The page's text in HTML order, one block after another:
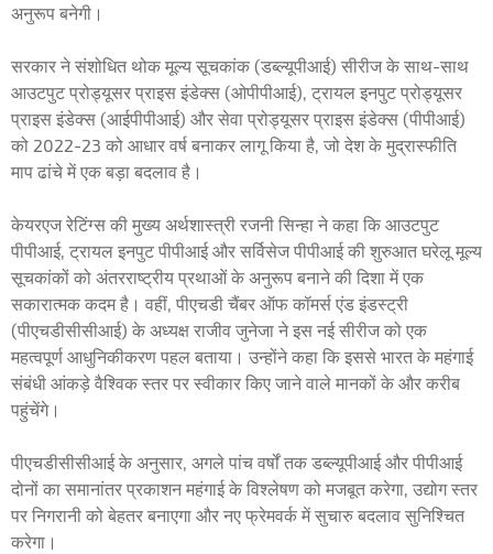
अनुरूप बनेगी।
सरकार ने संशोधित थोक मूल्य सूचकांक (डब्ल्यूपीआई) सीरीज के साथ-साथ
आउटपुट प्रोड्यूसर प्राइस इंडेक्स (ओपीपीआई), ट्रायल इनपुट प्रोड्यूसर
प्राइस इंडेक्स (आईपीपीआई) और सेवा प्रोड्यूसर प्राइस इंडेक्स (पीपीआई)
को 2022-23 को आधार वर्ष बनाकर लागू किया है, जो देश के मुद्रास्फीति
माप ढांचे में एक बड़ा बदलाव है।
केयरएज रेटिंग्स की मुख्य अर्थशास्त्री रजनी सिन्हा ने कहा कि आउटपुट
पीपीआई, ट्रायल इनपुट पीपीआई और सर्विसेज पीपीआई की शुरुआत घरेलू मूल्य
सूचकांकों को अंतरराष्ट्रीय प्रथाओं के अनुरूप बनाने की दिशा में एक
सकारात्मक कदम है। वहीं, पीएचडी चैंबर ऑफ कॉमर्स एंड इंडस्ट्री
(पीएचडीसीसीआई) के अध्यक्ष राजीव जुनेजा ने इस नई सीरीज को एक
महत्वपूर्ण आधुनिकीकरण पहल बताया। उन्होंने कहा कि इससे भारत के महंगाई
संबंधी आंकड़े वैश्विक स्तर पर स्वीकार किए जाने वाले मानकों के और करीब
पहुंचेंगे।
पीएचडीसीसीआई के अनुसार, अगले पांच वर्षों तक डब्ल्यूपीआई और पीपीआई
दोनों का समानांतर प्रकाशन महंगाई के विश्लेषण को मजबूत करेगा, उद्योग स्तर
पर निगरानी को बेहतर बनाएगा और नए फ्रेमवर्क में सुचारु बदलाव सुनिश्चित
करेगा।